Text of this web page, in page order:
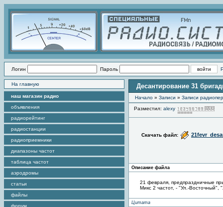
Логин Пароль
На главную
наш магазин радио
объявления
радиорейтинг
радиостанции
радиоприемники
диапазоны частот
таблица частот
аэродромы
статьи
файлы
форум
Десантирование 31
Начало » Записи » Записи
Разместил: alexy
Скачать файл:
Описание файла
21 февраля, предпраздничные
Микс 2 частот, - "Ул.-Восточный",
Цитата